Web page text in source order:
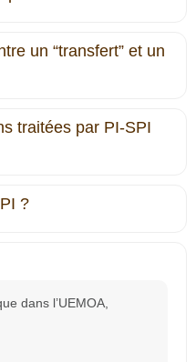
un “transfert” et un
traitées par PI-SPI
?
dans l’UEMOA,